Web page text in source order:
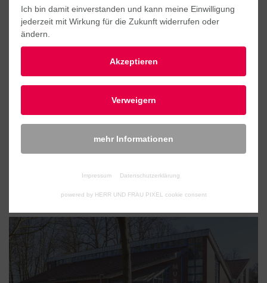
KULTUR- UND
THEATERSAAL, NORDHORN
Ich bin damit einverstanden und kann meine Einwilligung
jederzeit mit Wirkung für die Zukunft widerrufen oder
ändern.
Akzeptieren
Verweigern
mehr Informationen
Impressum Datenschutzerklärung
powered by HERR UND FRAU PIXEL cookie consent